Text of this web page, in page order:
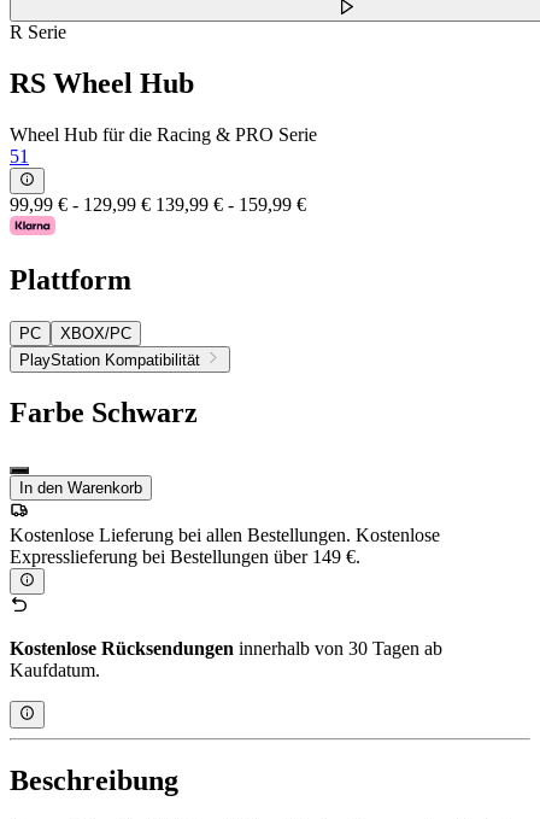
R Serie
RS Wheel Hub
Wheel Hub für die Racing & PRO Serie
51
99,99 € - 129,99 € 139,99 € - 159,99 €
Plattform
PC
XBOX/PC
PlayStation Kompatibilität
Farbe Schwarz
In den Warenkorb
Kostenlose Lieferung bei allen Bestellungen. Kostenlose
Expresslieferung bei Bestellungen über 149 €.
Kostenlose Rücksendungen innerhalb von 30 Tagen ab
Kaufdatum.
Beschreibung